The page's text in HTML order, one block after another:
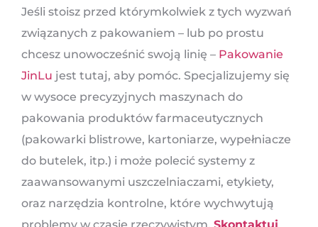
Jeśli stoisz przed którymkolwiek z tych wyzwań
związanych z pakowaniem – lub po prostu
chcesz unowocześnić swoją linię – Pakowanie
JinLu jest tutaj, aby pomóc. Specjalizujemy się
w wysoce precyzyjnych maszynach do
pakowania produktów farmaceutycznych
(pakowarki blistrowe, kartoniarze, wypełniacze
do butelek, itp.) i może polecić systemy z
zaawansowanymi uszczelniaczami, etykiety,
oraz narzędzia kontrolne, które wychwytują